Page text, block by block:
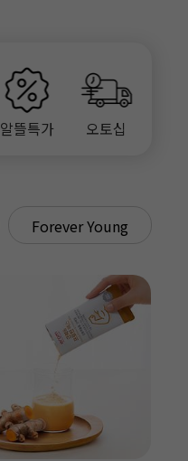
알뜰특가 오토십
Forever Young